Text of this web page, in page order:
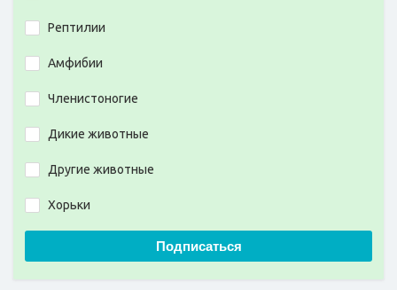
Рептилии
Амфибии
Членистоногие
Дикие животные
Другие животные
Хорьки
Подписаться